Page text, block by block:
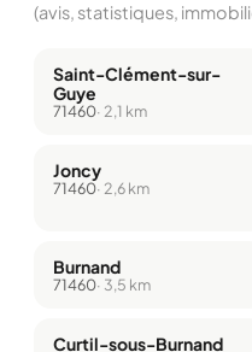
(avis, statistiques,
Saint-Clément-sur-
Guye
71460· 2,1 km
Joncy
71460· 2,6 km
Burnand
71460· 3,5 km
Curtil-sous-Burnand